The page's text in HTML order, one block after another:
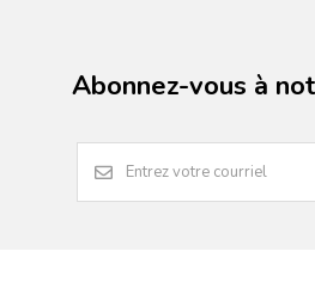
Abonnez-vous à